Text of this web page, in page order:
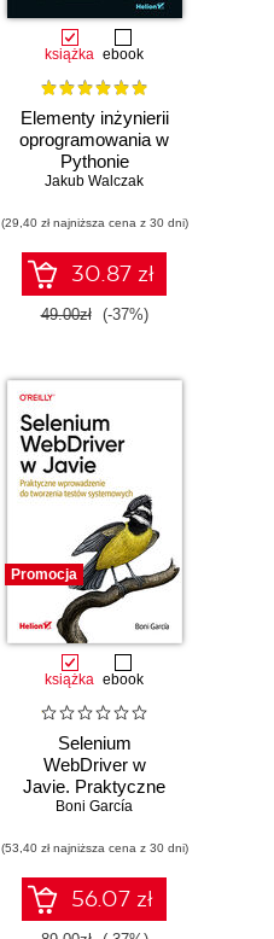
książka ebook
Elementy inżynierii
oprogramowania w
Pythonie
Jakub Walczak
(29,40 zł najniższa cena z 30 dni)
30.87 zł
49.00zł (-37%)
Promocja
książka ebook
Selenium
WebDriver w
Javie. Praktyczne
wprowadzenie do
systemowych
Boni García
(53,40 zł najniższa cena z 30 dni)
56.07 zł